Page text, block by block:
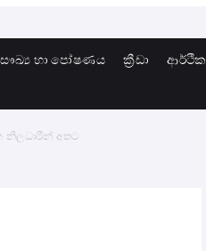
හා පෝෂණය ක්‍රීඩා
ආර්ථික
නිලධාරීන් අතට